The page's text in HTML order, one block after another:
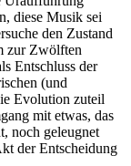
diese Musik sei
den Zustand
zur Zwölften
Entschluss der
(und
Evolution zuteil
mit etwas, das
noch geleugnet
der Entscheidung